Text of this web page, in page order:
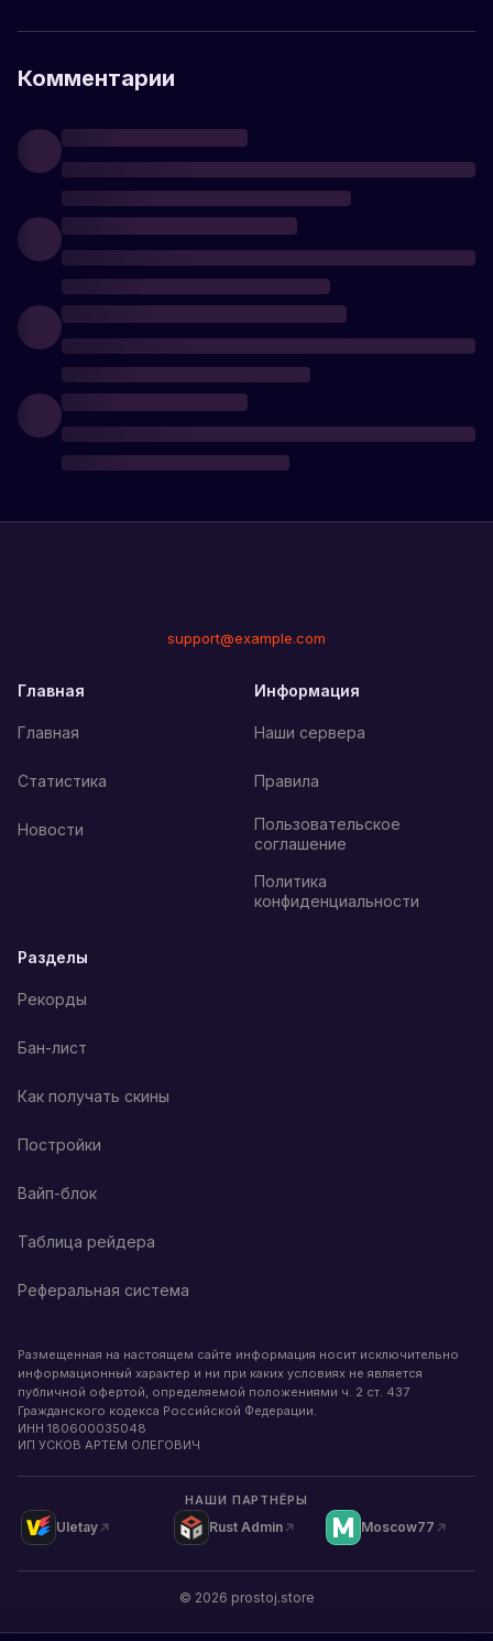
Комментарии
support@example.com
Главная
Главная
Статистика
Новости
Информация
Наши сервера
Правила
Пользовательское
соглашение
Политика
конфиденциальности
Разделы
Рекорды
Бан-лист
Как получать скины
Постройки
Вайп-блок
Таблица рейдера
Реферальная система
Размещенная на настоящем сайте информация носит исключительно
информационный характер и ни при каких условиях не является
публичной офертой, определяемой положениями ч. 2 ст. 437
Гражданского кодекса Российской Федерации.
ИНН 180600035048
ИП УСКОВ АРТЕМ ОЛЕГОВИЧ
НАШИ ПАРТНЁРЫ
Uletay Rust Admin Moscow77
© 2026 prostoj.store